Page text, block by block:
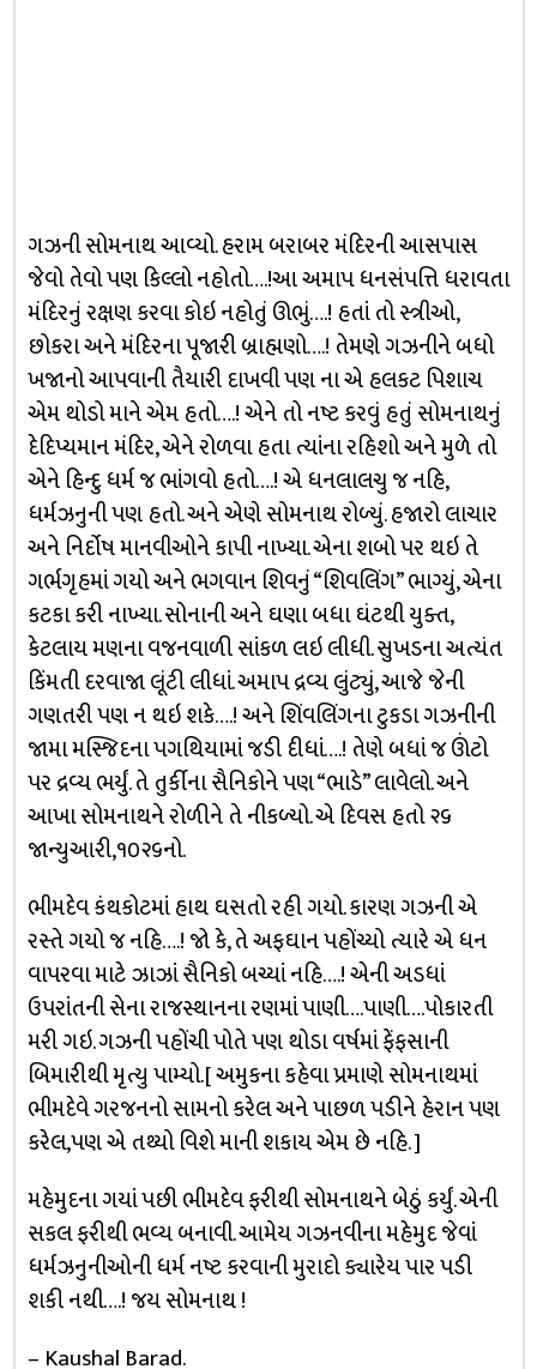
ગઝની સોમનાથ આવ્યો. હરામ બરાબર મંદિરની આસપાસ
જેવો તેવો પણ કિલ્લો નહોતો….!આ અમાપ ધનસંપત્તિ ધરાવતા
મંદિરનું રક્ષણ કરવા કોઇ નહોતું ઊભું….! હતાં તો સ્ત્રીઓ,
છોકરા અને મંદિરના પૂજારી બ્રાહ્મણો….! તેમણે ગઝનીને બધો
ખજાનો આપવાની તૈયારી દાખવી પણ ના એ હલકટ પિશાચ
એમ થોડો માને એમ હતો….! એને તો નષ્ટ કરવું હતું સોમનાથનું
દેદિપ્યમાન મંદિર, એને રોળવા હતા ત્યાંના રહિશો અને મુળે તો
એને હિન્દુ ધર્મ જ ભાંગવો હતો….! એ ધનલાલચુ જ નહિ,
ધર્મઝનુની પણ હતો. અને એણે સોમનાથ રોળ્યું. હજારો લાચાર
અને નિર્દોષ માનવીઓને કાપી નાખ્યા. એના શબો પર થઇ તે
ગર્ભગૃહમાં ગયો અને ભગવાન શિવનું “શિવલિંગ” ભાગ્યું, એના
કટકા કરી નાખ્યા. સોનાની અને ઘણા બધા ઘંટથી યુક્ત,
કેટલાય મણના વજનવાળી સાંકળ લઇ લીધી. સુખડના અત્યંત
કિંમતી દરવાજા લૂંટી લીધાં. અમાપ દ્રવ્ય લુંટ્યું, આજે જેની
ગણતરી પણ ન થઇ શકે….! અને શિંવલિંગના ટુકડા ગઝનીની
જામા મસ્જિદના પગથિયામાં જડી દીધાં….! તેણે બધાં જ ઊંટો
પર દ્રવ્ય ભર્યું. તે તુર્કીના સૈનિકોને પણ “ભાડે” લાવેલો. અને
આખા સોમનાથને રોળીને તે નીકળ્યો. એ દિવસ હતો ૨૬
જાન્યુઆરી,૧૦૨૬નો.
ભીમદેવ કંથકોટમાં હાથ ઘસતો રહી ગયો. કારણ ગઝની એ
રસ્તે ગયો જ નહિ….! જો કે, તે અફઘાન પહોંચ્યો ત્યારે એ ધન
વાપરવા માટે ઝાઝાં સૈનિકો બચ્યાં નહિ….! એની અડધાં
ઉપરાંતની સેના રાજસ્થાનના રણમાં પાણી….પાણી….પોકારતી
મરી ગઇ. ગઝની પહોંચી પોતે પણ થોડા વર્ષમાં ફેંફસાની
બિમારીથી મૃત્યુ પામ્યો.[ અમુકના કહેવા પ્રમાણે સોમનાથમાં
ભીમદેવે ગરજનનો સામનો કરેલ અને પાછળ પડીને હેરાન પણ
કરેલ,પણ એ તથ્યો વિશે માની શકાય એમ છે નહિ. ]
મહેમુદના ગયાં પછી ભીમદેવ ફરીથી સોમનાથને બેઠું કર્યું. એની
સકલ ફરીથી ભવ્ય બનાવી. આમેય ગઝનવીના મહેમુદ જેવાં
ધર્મઝનુનીઓની ધર્મ નષ્ટ કરવાની મુરાદો ક્યારેય પાર પડી
શકી નથી….! જય સોમનાથ !
– Kaushal Barad.